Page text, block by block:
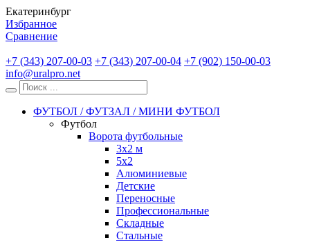
Екатеринбург
Избранное
Сравнение
+7 (343) 207-00-03 +7 (343) 207-00-04 +7 (902) 150-00-03
info@uralpro.net
ФУТБОЛ / ФУТЗАЛ / МИНИ ФУТБОЛ
Футбол
Ворота футбольные
3х2 м
5х2
Алюминиевые
Детские
Переносные
Профессиональные
Складные
Стальные